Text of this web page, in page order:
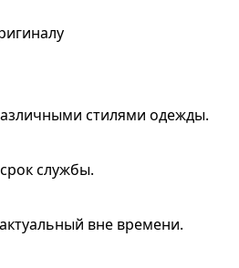
стилями одежды.
службы.
вне времени.